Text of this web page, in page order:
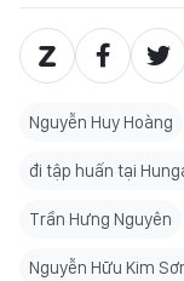
Nguyễn Huy Hoàng
đi tập huấn tại
Trần Hưng Nguyên
Nguyễn Hữu Kim